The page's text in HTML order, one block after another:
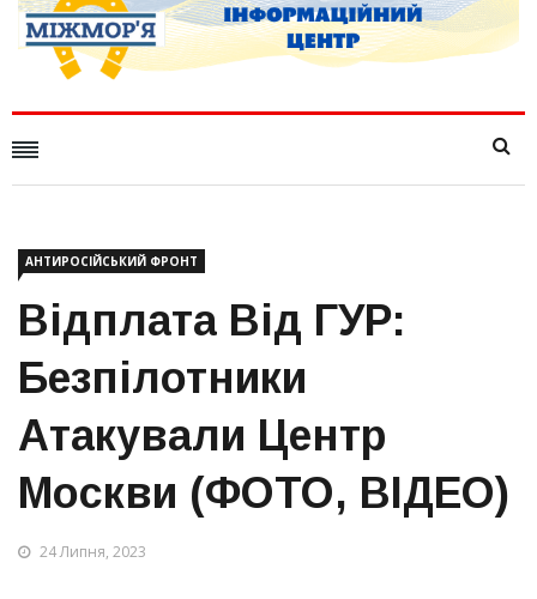
АНТИРОСІЙСЬКИЙ ФРОНТ
Відплата Від ГУР:
Безпілотники
Атакували Центр
Москви (ФОТО, ВІДЕО)
24 Липня, 2023